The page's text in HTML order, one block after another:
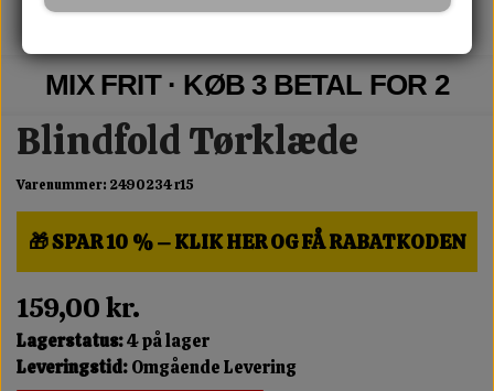
MIX FRIT · KØB 3 BETAL FOR 2
Blindfold Tørklæde
Varenummer: 2490234 r15
🎁 SPAR 10 % – KLIK HER OG FÅ RABATKODEN
159,00 kr.
Lagerstatus:4 på lager
Leveringstid:Omgående Levering